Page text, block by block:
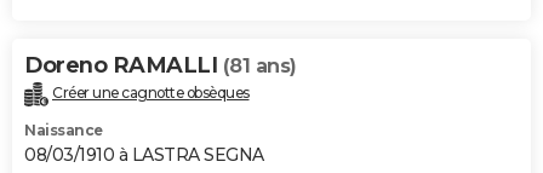
Doreno RAMALLI (81 ans)
Créer une cagnotte obsèques
Naissance
08/03/1910 à LASTRA SEGNA